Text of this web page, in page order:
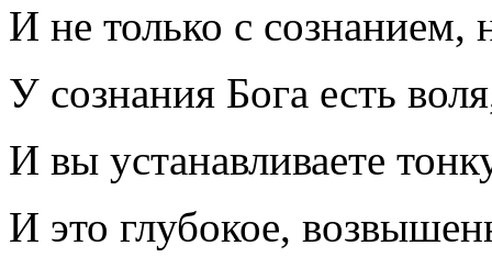
И не только с сознанием,
У сознания Бога есть
И вы устанавливаете
И это глубокое,